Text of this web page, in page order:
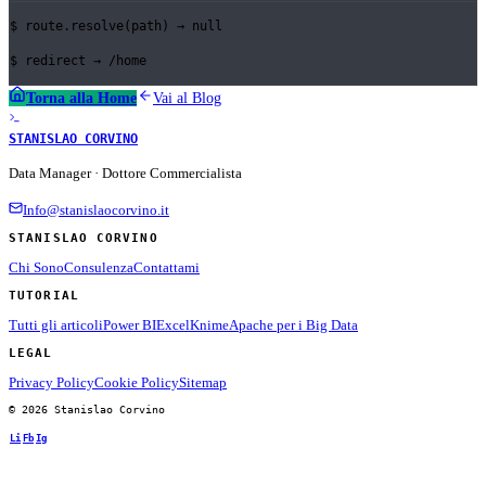
$ route.resolve(path) → null
$ redirect → /home
Torna alla Home Vai al Blog
STANISLAO CORVINO
Data Manager · Dottore Commercialista
Info@stanislaocorvino.it
STANISLAO CORVINO
Chi SonoConsulenzaContattami
TUTORIAL
Tutti gli articoliPower BIExcelKnimeApache per i Big Data
LEGAL
Privacy PolicyCookie PolicySitemap
© 2026 Stanislao Corvino
Li Fb Ig